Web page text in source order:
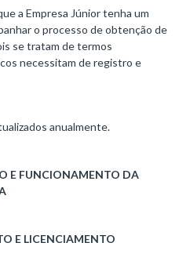
a Empresa Júnior tenha um
o processo de obtenção de
se tratam de termos
necessitam de registro e
anualmente.
E FUNCIONAMENTO DA
E LICENCIAMENTO